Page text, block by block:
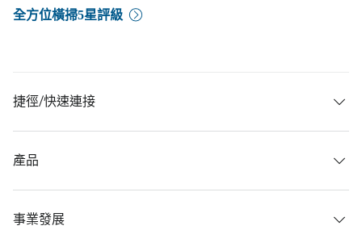
全方位橫掃5星評級
捷徑/快速連接
產品
事業發展